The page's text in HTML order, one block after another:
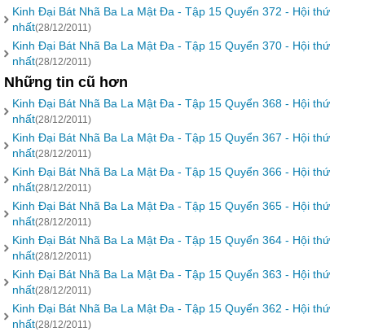
Kinh Đại Bát Nhã Ba La Mật Đa - Tập 15 Quyển 372 - Hội thứ
nhất(28/12/2011)
Kinh Đại Bát Nhã Ba La Mật Đa - Tập 15 Quyển 370 - Hội thứ
nhất(28/12/2011)
Những tin cũ hơn
Kinh Đại Bát Nhã Ba La Mật Đa - Tập 15 Quyển 368 - Hội thứ
nhất(28/12/2011)
Kinh Đại Bát Nhã Ba La Mật Đa - Tập 15 Quyển 367 - Hội thứ
nhất(28/12/2011)
Kinh Đại Bát Nhã Ba La Mật Đa - Tập 15 Quyển 366 - Hội thứ
nhất(28/12/2011)
Kinh Đại Bát Nhã Ba La Mật Đa - Tập 15 Quyển 365 - Hội thứ
nhất(28/12/2011)
Kinh Đại Bát Nhã Ba La Mật Đa - Tập 15 Quyển 364 - Hội thứ
nhất(28/12/2011)
Kinh Đại Bát Nhã Ba La Mật Đa - Tập 15 Quyển 363 - Hội thứ
nhất(28/12/2011)
Kinh Đại Bát Nhã Ba La Mật Đa - Tập 15 Quyển 362 - Hội thứ
nhất(28/12/2011)